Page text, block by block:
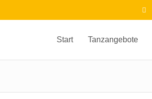
Start Tanzangebote